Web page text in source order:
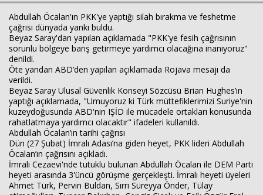
Abdullah Öcalan'ın PKK'ye yaptığı silah bırakma ve feshetme
çağrısı dünyada yankı buldu.
Beyaz Saray'dan yapılan açıklamada "PKK'ye fesih çağrısının
sorunlu bölgeye barış getirmeye yardımcı olacağına inanıyoruz"
denildi.
Öte yandan ABD’den yapılan açıklamada Rojava mesajı da
verildi.
Beyaz Saray Ulusal Güvenlik Konseyi Sözcüsü Brian Hughes’ın
yaptığı açıklamada, "Umuyoruz ki Türk müttefiklerimizi Suriye'nin
kuzeydoğusunda ABD'nin IŞİD ile mücadele ortakları konusunda
rahatlatmaya yardımcı olacaktır" ifadeleri kullanıldı.
Abdullah Öcalan’ın tarihi çağrısı
Dün (27 Şubat) İmralı Adası’na giden heyet, PKK lideri Abdullah
Öcalan’ın çağrısını açıkladı.
İmralı Cezaevi'nde tutuklu bulunan Abdullah Öcalan ile DEM Parti
heyeti arasında 3'üncü görüşme gerçekleşti. İmralı heyeti üyeleri
Ahmet Türk, Pervin Buldan, Sırrı Süreyya Önder, Tülay
Haberin Doğru Adresi.